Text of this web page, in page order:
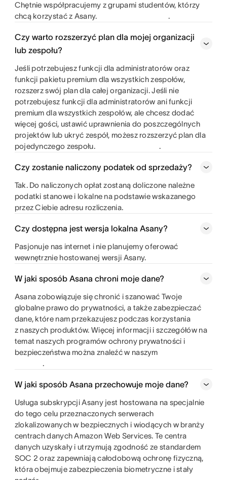
Chętnie współpracujemy z grupami studentów, którzy
chcą korzystać z Asany.
.
Czy warto rozszerzyć plan dla mojej organizacji
lub zespołu?
Jeśli potrzebujesz funkcji dla administratorów oraz
funkcji pakietu premium dla wszystkich zespołów,
rozszerz swój plan dla całej organizacji. Jeśli nie
potrzebujesz funkcji dla administratorów ani funkcji
premium dla wszystkich zespołów, ale chcesz dodać
więcej gości, ustawić uprawnienia do poszczególnych
projektów lub ukryć zespół, możesz rozszerzyć plan dla
pojedynczego zespołu.
.
Czy zostanie naliczony podatek od sprzedaży?
Tak. Do naliczonych opłat zostaną doliczone należne
podatki stanowe i lokalne na podstawie wskazanego
przez Ciebie adresu rozliczenia.
Czy dostępna jest wersja lokalna Asany?
Pasjonuje nas internet i nie planujemy oferować
wewnętrznie hostowanej wersji Asany.
W jaki sposób Asana chroni moje dane?
Asana zobowiązuje się chronić i szanować Twoje
globalne prawo do prywatności, a także zabezpieczać
dane, które nam przekazujesz podczas korzystania
z naszych produktów. Więcej informacji i szczegółów na
temat naszych programów ochrony prywatności i
bezpieczeństwa można znaleźć w naszym
.
W jaki sposób Asana przechowuje moje dane?
Usługa subskrypcji Asany jest hostowana na specjalnie
do tego celu przeznaczonych serwerach
zlokalizowanych w bezpiecznych i wiodących w branży
centrach danych Amazon Web Services. Te centra
danych uzyskały i utrzymują zgodność ze standardem
SOC 2 oraz zapewniają całodobową ochronę fizyczną,
która obejmuje zabezpieczenia biometryczne i stały